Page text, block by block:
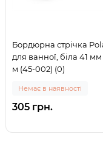
Бордюрна стрічка
для ванної, біла 41 мм
м (45-002) (0)
Немає в наявності
305 грн.